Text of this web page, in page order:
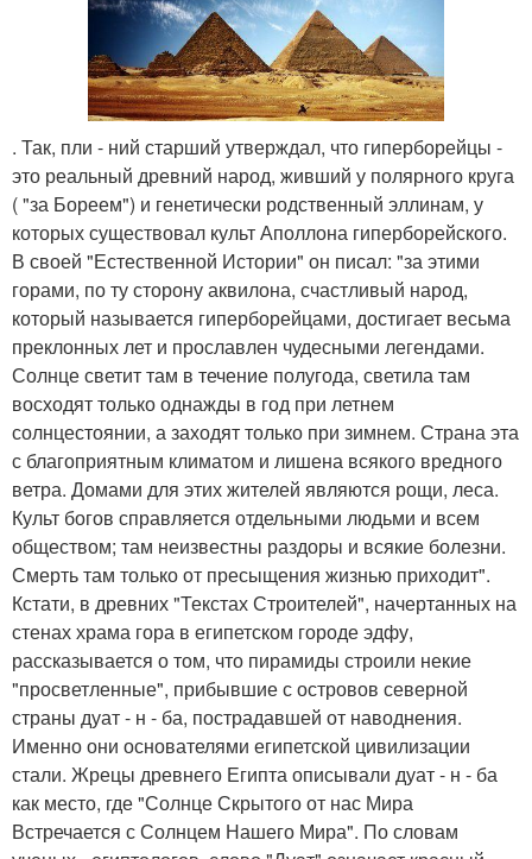
. Так, пли - ний старший утверждал, что гиперборейцы -
это реальный древний народ, живший у полярного круга
( "за Бореем") и генетически родственный эллинам, у
которых существовал культ Аполлона гиперборейского.
В своей "Естественной Истории" он писал: "за этими
горами, по ту сторону аквилона, счастливый народ,
который называется гиперборейцами, достигает весьма
преклонных лет и прославлен чудесными легендами.
Солнце светит там в течение полугода, светила там
восходят только однажды в год при летнем
солнцестоянии, а заходят только при зимнем. Страна эта
с благоприятным климатом и лишена всякого вредного
ветра. Домами для этих жителей являются рощи, леса.
Культ богов справляется отдельными людьми и всем
обществом; там неизвестны раздоры и всякие болезни.
Смерть там только от пресыщения жизнью приходит".
Кстати, в древних "Текстах Строителей", начертанных на
стенах храма гора в египетском городе эдфу,
рассказывается о том, что пирамиды строили некие
"просветленные", прибывшие с островов северной
страны дуат - н - ба, пострадавшей от наводнения.
Именно они основателями египетской цивилизации
стали. Жрецы древнего Египта описывали дуат - н - ба
как место, где "Солнце Скрытого от нас Мира
Встречается с Солнцем Нашего Мира". По словам